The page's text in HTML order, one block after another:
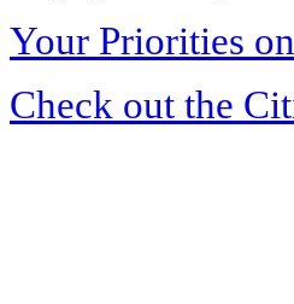
Your Priorities
Check out the